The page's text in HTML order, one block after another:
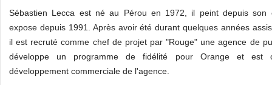
Sébastien Lecca est né au Pérou en 1972, il peint depuis son
expose depuis 1991. Après avoir été durant quelques années
il est recruté comme chef de projet par "Rouge" une agence de
développe un programme de fidélité pour Orange et est
développement commerciale de l'agence.